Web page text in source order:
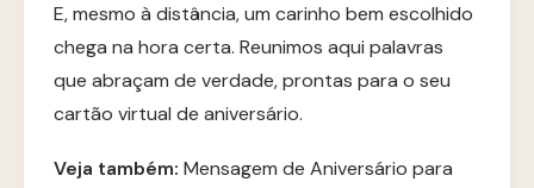
E, mesmo à distância, um carinho bem escolhido
chega na hora certa. Reunimos aqui palavras
que abraçam de verdade, prontas para o seu
cartão virtual de aniversário.
Veja também: Mensagem de Aniversário para